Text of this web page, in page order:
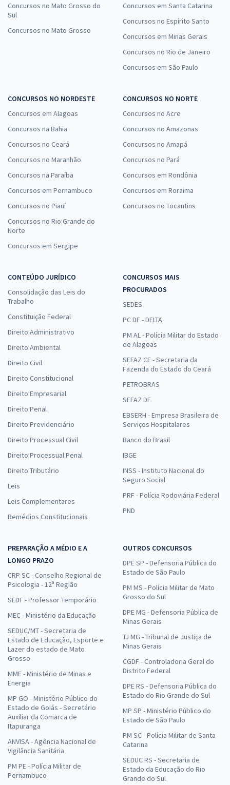
Concursos no Mato Grosso do
Sul
Concursos no Mato Grosso
Concursos em Santa Catarina
Concursos no Espírito Santo
Concursos em Minas Gerais
Concursos no Rio de Janeiro
Concursos em São Paulo
CONCURSOS NO NORDESTE
Concursos em Alagoas
Concursos na Bahia
Concursos no Ceará
Concursos no Maranhão
Concursos na Paraíba
Concursos em Pernambuco
Concursos no Piauí
Concursos no Rio Grande do
Norte
Concursos em Sergipe
CONCURSOS NO NORTE
Concursos no Acre
Concursos no Amazonas
Concursos no Amapá
Concursos no Pará
Concursos em Rondônia
Concursos em Roraima
Concursos no Tocantins
CONTEÚDO JURÍDICO
Consolidação das Leis do
Trabalho
Constituição Federal
Direito Administrativo
Direito Ambiental
Direito Civil
Direito Constitucional
Direito Empresarial
Direito Penal
Direito Previdenciário
Direito Processual Civil
Direito Processual Penal
Direito Tributário
Leis
Leis Complementares
Remédios Constitucionais
CONCURSOS MAIS
PROCURADOS
SEDES
PC DF - DELTA
PM AL - Polícia Militar do Estado
de Alagoas
SEFAZ CE - Secretaria da
Fazenda do Estado do Ceará
PETROBRAS
SEFAZ DF
EBSERH - Empresa Brasileira de
Serviços Hospitalares
Banco do Brasil
IBGE
INSS - Instituto Nacional do
Seguro Social
PRF - Polícia Rodoviária Federal
PND
PREPARAÇÃO A MÉDIO E A
LONGO PRAZO
CRP SC - Conselho Regional de
Psicologia - 12ª Região
SEDF - Professor Temporário
MEC - Ministério da Educação
SEDUC/MT - Secretaria de
Estado de Educação, Esporte e
Lazer do estado de Mato
Grosso
MME - Ministério de Minas e
Energia
MP GO - Ministério Público do
Estado de Goiás - Secretário
Auxiliar da Comarca de
Itapuranga
ANVISA - Agência Nacional de
Vigilância Sanitária
PM PE - Polícia Militar de
Pernambuco
OUTROS CONCURSOS
DPE SP - Defensoria Pública do
Estado de São Paulo
PM MS - Polícia Militar de Mato
Grosso do Sul
DPE MG - Defensoria Pública de
Minas Gerais
TJ MG - Tribunal de Justiça de
Minas Gerais
CGDF - Controladoria Geral do
Distrito Federal
DPE RS - Defensoria Pública do
Estado do Rio Grande do Sul
MP SP - Ministério Público do
Estado de São Paulo
PM SC - Polícia Militar de Santa
Catarina
SEDUC RS - Secretaria de
Estado da Educação do Rio
Grande do Sul